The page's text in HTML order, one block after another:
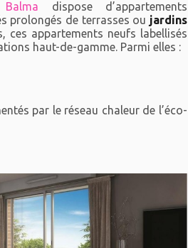
dispose d’appartements
prolongés de terrasses ou jardins
appartements neufs labellisés
haut-de-gamme. Parmi elles :
par le réseau chaleur de l’éco-